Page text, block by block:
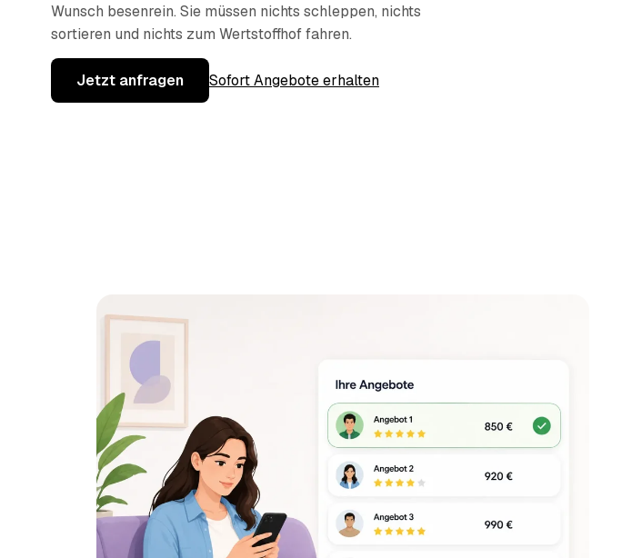
Wunsch besenrein. Sie müssen nichts schleppen, nichts
sortieren und nichts zum Wertstoffhof fahren.
Jetzt anfragen Sofort Angebote erhalten